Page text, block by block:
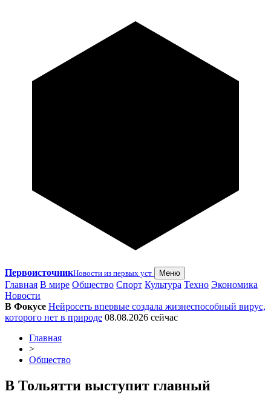
ПервоисточникНовости из первых уст Меню
Главная В мире Общество Спорт Культура Техно Экономика
Новости
В Фокусе Нейросеть впервые создала жизнеспособный вирус,
которого нет в природе 08.08.2026 сейчас
Главная
>
Общество
В Тольятти выступит главный